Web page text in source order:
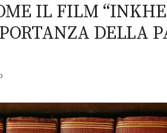
IL FILM
DELLA